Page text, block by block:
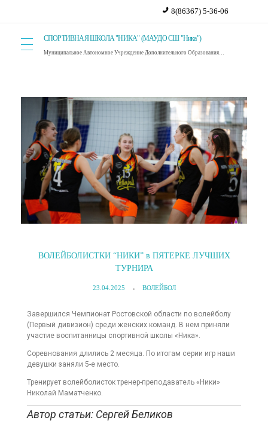
8(86367) 5-36-06
СПОРТИВНАЯ ШКОЛА "НИКА" (МАУДО СШ "Ника")
Муниципальное Автономное Учреждение Дополнительного Образования Спортивная Школа "Ника". г. Красный Сулин.
ВОЛЕЙБОЛИСТКИ “НИКИ” в ПЯТЕРКЕ ЛУЧШИХ
ТУРНИРА
23.04.2025 ВОЛЕЙБОЛ
Завершился Чемпионат Ростовской области по волейболу
(Первый дивизион) среди женских команд. В нем приняли
участие воспитанницы спортивной школы «Ника».
Соревнования длились 2 месяца. По итогам серии игр наши
девушки заняли 5-е место.
Тренирует волейболисток тренер-преподаватель «Ники»
Николай Маматченко.
Автор статьи: Сергей Беликов